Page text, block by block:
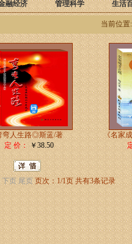
融经济 管理科学 生活
当前位
弯人生路◎斯蓝/著
定 价：￥38.50
《名家
下页 尾页 页次：1/1页 共有3条记录